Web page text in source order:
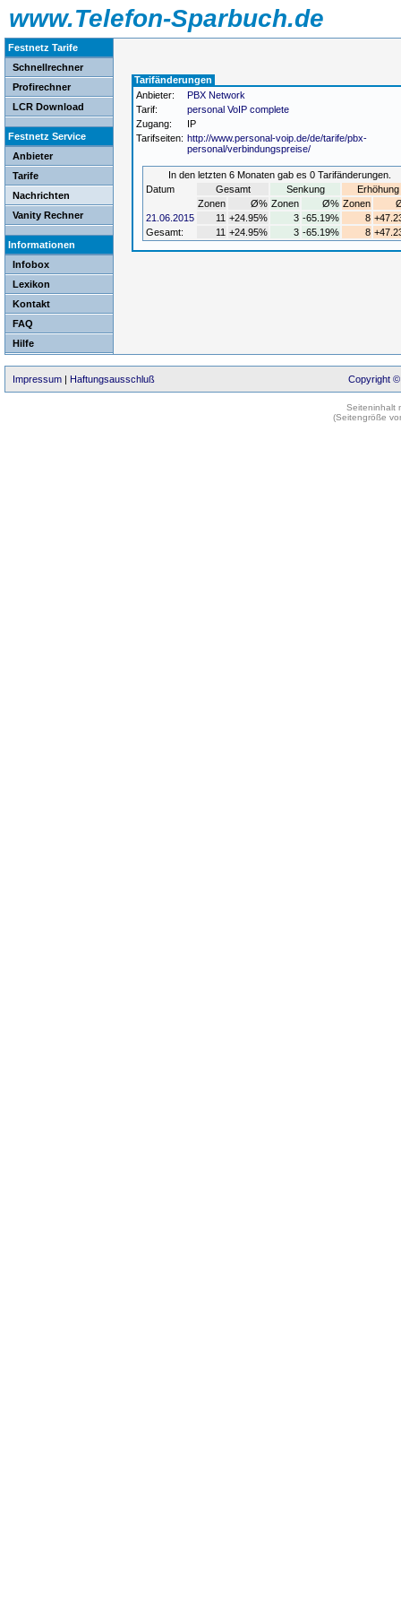
www.Telefon-Sparbuch.de
Festnetz Tarife
Schnellrechner
Profirechner
LCR Download
Festnetz Service
Anbieter
Tarife
Nachrichten
Vanity Rechner
Informationen
Infobox
Lexikon
Kontakt
FAQ
Hilfe
Tarifänderungen
Anbieter:
PBX Network
Tarif:
personal VoIP complete
Zugang:
IP
Tarifseiten: http://www.personal-voip.de/de/tarife/pbx-
personal/verbindungspreise/
In den letzten 6 Monaten gab es 0 Tarifänderungen.
Datum
Gesamt Senkung
Erhöhung
Zonen
Ø% Zonen Ø% Zonen
21.06.2015
11 +24.95% 3 -65.19% 8
Gesamt:
11 +24.95% 3 -65.19% 8
Impressum | Haftungsausschluß Copyright ©
Seiteninhalt
(Seitengröße